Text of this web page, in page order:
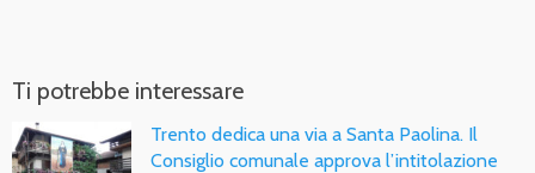
Ti potrebbe interessare
Trento dedica una via a Santa Paolina. Il
Consiglio comunale approva l’intitolazione